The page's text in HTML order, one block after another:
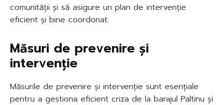
comunității și să asigure un plan de intervenție
eficient și bine coordonat.
Măsuri de prevenire și
intervenție
Măsurile de prevenire și intervenție sunt esențiale
pentru a gestiona eficient criza de la barajul Paltinu și